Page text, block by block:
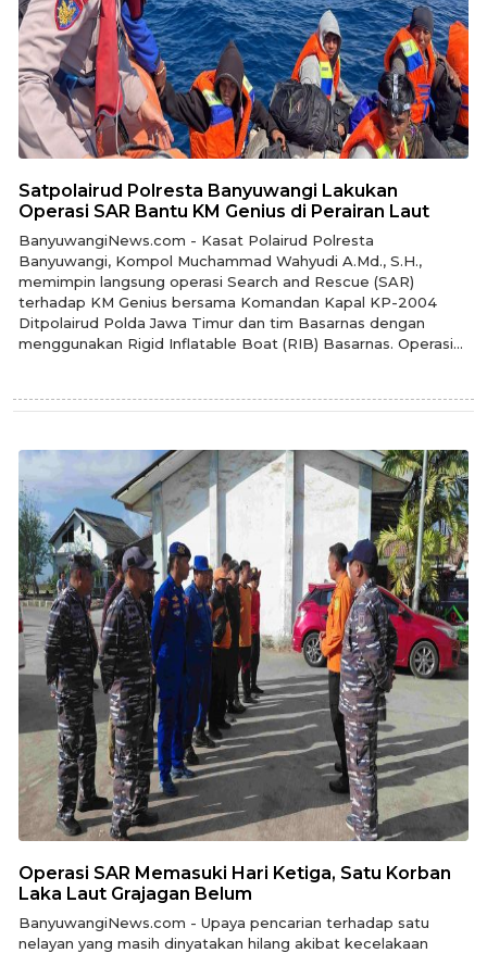
Satpolairud Polresta Banyuwangi Lakukan
Operasi SAR Bantu KM Genius di Perairan Laut
BanyuwangiNews.com - Kasat Polairud Polresta
Banyuwangi, Kompol Muchammad Wahyudi A.Md., S.H.,
memimpin langsung operasi Search and Rescue (SAR)
terhadap KM Genius bersama Komandan Kapal KP-2004
Ditpolairud Polda Jawa Timur dan tim Basarnas dengan
menggunakan Rigid Inflatable Boat (RIB) Basarnas. Operasi...
Operasi SAR Memasuki Hari Ketiga, Satu Korban
Laka Laut Grajagan Belum
BanyuwangiNews.com - Upaya pencarian terhadap satu
nelayan yang masih dinyatakan hilang akibat kecelakaan